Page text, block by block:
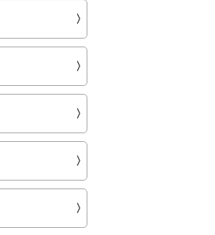
〉
〉
〉
〉
〉